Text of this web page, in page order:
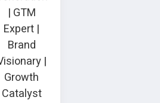
| GTM
Expert |
Brand
|
Growth
Catalyst